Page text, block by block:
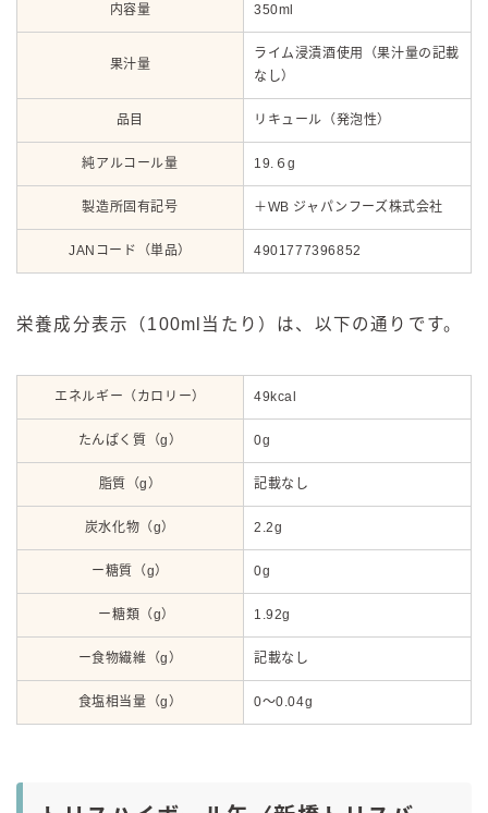
内容量 350ml
果汁量
ライム浸漬酒使用（果汁量の記載
なし）
品目 リキュール（発泡性）
純アルコール量 19.６g
製造所固有記号 ＋WB ジャパンフーズ株式会社
JANコード（単品） 4901777396852
栄養成分表示（100ml当たり）は、以下の通りです。
エネルギー（カロリー） 49kcal
たんぱく質（g） 0g
脂質（g） 記載なし
炭水化物（g） 2.2g
ー糖質（g） 0g
ー糖類（g） 1.92g
ー食物繊維（g） 記載なし
食塩相当量（g） 0〜0.04g